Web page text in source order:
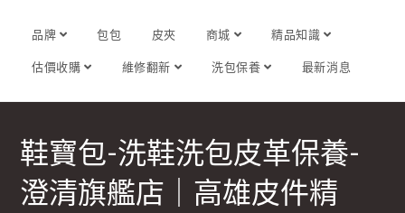
品牌 包包 皮夾 商城 精品知識
估價收購 維修翻新 洗包保養 最新消息
鞋寶包-洗鞋洗包皮革保養-
澄清旗艦店｜高雄皮件精